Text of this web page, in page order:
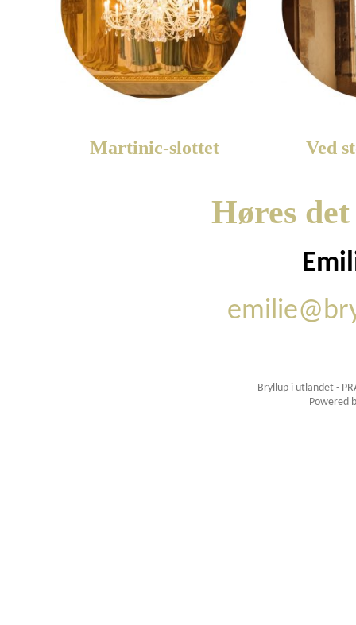
Martinic-slottet Ved
Høres
Bryllup i utlandet -
Powered